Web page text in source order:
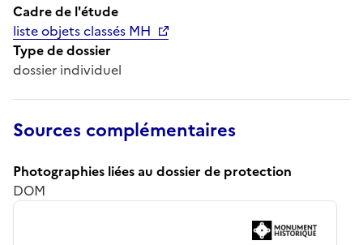
Cadre de l'étude
liste objets classés MH
Type de dossier
dossier individuel
Sources complémentaires
Photographies liées au dossier de protection
DOM